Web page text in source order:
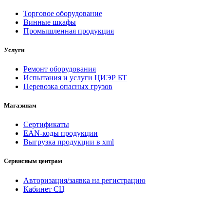
Торговое оборудование
Винные шкафы
Промышленная продукция
Услуги
Ремонт оборудования
Испытания и услуги ЦИЭР БТ
Перевозка опасных грузов
Магазинам
Сертификаты
EAN-коды продукции
Выгрузка продукции в xml
Сервисным центрам
Авторизация/заявка на регистрацию
Кабинет СЦ